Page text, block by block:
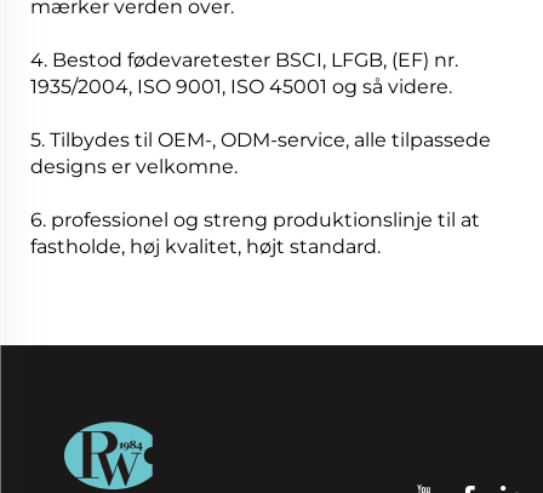
mærker verden over.
4. Bestod fødevaretester BSCI, LFGB, (EF) nr.
1935/2004, ISO 9001, ISO 45001 og så videre.
5. Tilbydes til OEM-, ODM-service, alle tilpassede
designs er velkomne.
6. professionel og streng produktionslinje til at
fastholde, høj kvalitet, højt standard.